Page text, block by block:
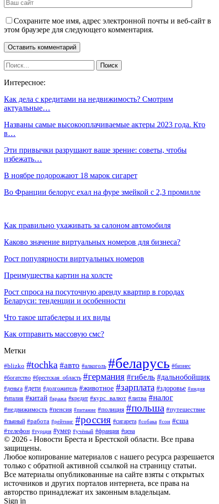
Сохраните мое имя, адрес электронной почты и веб-сайт в
этом браузере для следующего комментария.
Интересное:
Как дела с кредитами на недвижимость? Смотрим
актуальные…
Названы самые высокооплачиваемые актеры 2023 года. Кто
в…
Эти привычки разрушают ваше зрение: советы, чтобы
избежать…
В ноябре подорожают 18 марок сигарет
Во Франции белорус ехал на фуре змейкой с 2,3 промилле
Как правильно ухаживать за салоном автомобиля
Каково значение виртуальных номеров для бизнеса?
Рост популярности виртуальных номеров
Преимущества картин на холсте
Рост спроса на посуточную аренду квартир в городах
Беларуси: тенденции и особенности
Что такое штабелеры и их виды
Как отправить массовую смс?
Метки
#blizko #tochka #авто #алкоголь #беларусь #бизнес
#богатство #брестская_область #германия #гибель #дальнобойщик
#деньга #дети #долгожитель #животное #зарплата #здоровье #индия
#италия #китай #кража #кредит #курс_валют #литва #налог
#недвижимость #пенсия #питание #полиция #польша #путешествие
#пьяный #работа #рейтинг #россия #сигарета #собака #сон #сша
#телефон #турция #умер #учёный #франция #цена
© 2026 - Новости Бреста и Брестской области. Все права
защищены.
Любое копирование материалов с нашего ресурса разрешается
только с обратной активной ссылкой на страницу статьи.
Все материалы опубликованные на сайте взяты с открытых
источников и других порталов интернета, все права на
авторство принадлежат их законным владельцам.
Sign in